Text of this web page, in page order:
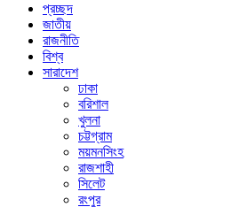
প্রচ্ছদ
জাতীয়
রাজনীতি
বিশ্ব
সারাদেশ
ঢাকা
বরিশাল
খুলনা
চট্টগ্রাম
ময়মনসিংহ
রাজশাহী
সিলেট
রংপুর